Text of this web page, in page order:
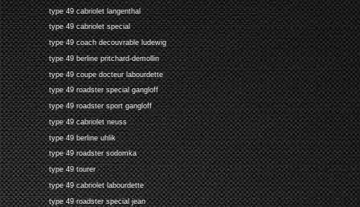
type 49 cabriolet langenthal
type 49 cabriolet special
type 49 coach decouvrable ludewig
type 49 berline pritchard-demollin
type 49 coupe docteur labourdette
type 49 roadster special gangloff
type 49 roadster sport gangloff
type 49 cabriolet neuss
type 49 berline uhlik
type 49 roadster sodomka
type 49 tourer
type 49 cabriolet labourdette
type 49 roadster special jean